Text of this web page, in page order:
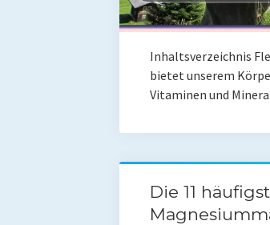
Inhaltsverzeichnis
bietet unserem
Vitaminen und
Die 11